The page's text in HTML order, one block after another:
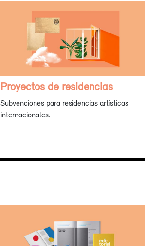
Proyectos de residencias
Subvenciones para residencias artísticas
internacionales.